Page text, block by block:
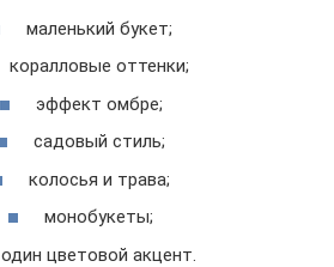
маленький букет;
коралловые оттенки;
эффект омбре;
садовый стиль;
колосья и трава;
монобукеты;
один цветовой акцент.